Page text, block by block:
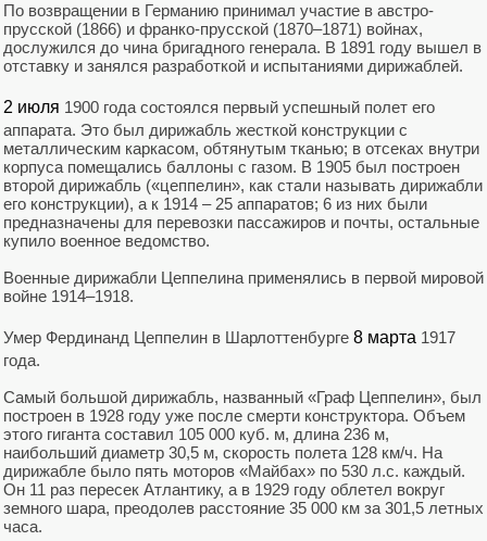
По возвращении в Германию принимал участие в австро-
прусской (1866) и франко-прусской (1870–1871) войнах,
дослужился до чина бригадного генерала. В 1891 году вышел в
отставку и занялся разработкой и испытаниями дирижаблей.
2 июля 1900 года состоялся первый успешный полет его
аппарата. Это был дирижабль жесткой конструкции с
металлическим каркасом, обтянутым тканью; в отсеках внутри
корпуса помещались баллоны с газом. В 1905 был построен
второй дирижабль («цеппелин», как стали называть дирижабли
его конструкции), а к 1914 – 25 аппаратов; 6 из них были
предназначены для перевозки пассажиров и почты, остальные
купило военное ведомство.
Военные дирижабли Цеппелина применялись в первой мировой
войне 1914–1918.
Умер Фердинанд Цеппелин в Шарлоттенбурге 8 марта 1917
года.
Самый большой дирижабль, названный «Граф Цеппелин», был
построен в 1928 году уже после смерти конструктора. Объем
этого гиганта составил 105 000 куб. м, длина 236 м,
наибольший диаметр 30,5 м, скорость полета 128 км/ч. На
дирижабле было пять моторов «Майбах» по 530 л.с. каждый.
Он 11 раз пересек Атлантику, а в 1929 году облетел вокруг
земного шара, преодолев расстояние 35 000 км за 301,5 летных
часа.